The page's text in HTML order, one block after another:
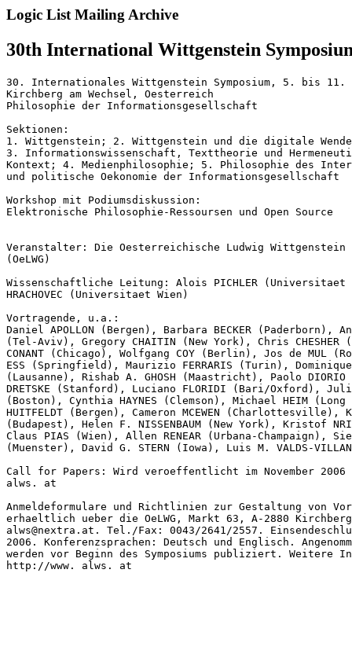
Logic List Mailing Archive
30th International Wittgenstein
30. Internationales Wittgenstein Symposium, 5. bis 11.
Kirchberg am Wechsel, Oesterreich
Philosophie der Informationsgesellschaft
Sektionen:
1. Wittgenstein; 2. Wittgenstein und die digitale
3. Informationswissenschaft, Texttheorie und
Kontext; 4. Medienphilosophie; 5. Philosophie des
und politische Oekonomie der Informationsgesellschaft
Workshop mit Podiumsdiskussion:
Elektronische Philosophie-Ressoursen und Open Source
Veranstalter: Die Oesterreichische Ludwig
(OeLWG)
Wissenschaftliche Leitung: Alois PICHLER
HRACHOVEC (Universitaet Wien)
Vortragende, u.a.:
Daniel APOLLON (Bergen), Barbara BECKER (Paderborn),
(Tel-Aviv), Gregory CHAITIN (New York), Chris CHESHER
CONANT (Chicago), Wolfgang COY (Berlin), Jos de MUL
ESS (Springfield), Maurizio FERRARIS (Turin), Dominique
(Lausanne), Rishab A. GHOSH (Maastricht), Paolo
DRETSKE (Stanford), Luciano FLORIDI (Bari/Oxford),
(Boston), Cynthia HAYNES (Clemson), Michael HEIM
HUITFELDT (Bergen), Cameron MCEWEN (Charlottesville),
(Budapest), Helen F. NISSENBAUM (New York), Kristof
Claus PIAS (Wien), Allen RENEAR (Urbana-Champaign),
(Muenster), David G. STERN (Iowa), Luis M. VALDS-
Call for Papers: Wird veroeffentlicht im November
alws. at
Anmeldeformulare und Richtlinien zur Gestaltung von
erhaeltlich ueber die OeLWG, Markt 63, A-2880
alws@nextra.at. Tel./Fax: 0043/2641/2557.
2006. Konferenzsprachen: Deutsch und Englisch.
werden vor Beginn des Symposiums publiziert. Weitere
http://www. alws. at